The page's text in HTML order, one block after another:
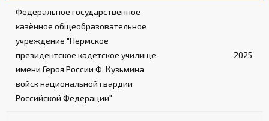
Федеральное государственное
казённое общеобразовательное
учреждение "Пермское
президентское кадетское училище
имени Героя России Ф. Кузьмина
войск национальной гвардии
Российской Федерации"
2025